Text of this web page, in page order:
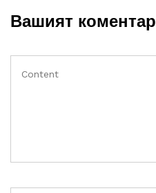
Вашият коментар